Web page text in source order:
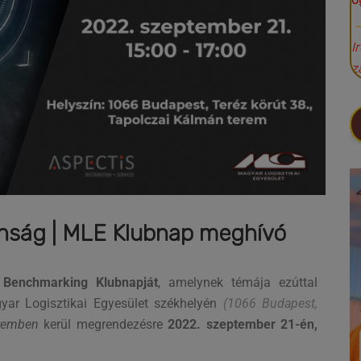
| MLE Klubnap meghívó
Benchmarking Klubnapját, amelynek témája ezúttal
Logisztikai Egyesület székhelyén (1066 Budapest,
kerül megrendezésre2022. szeptember 21-én,